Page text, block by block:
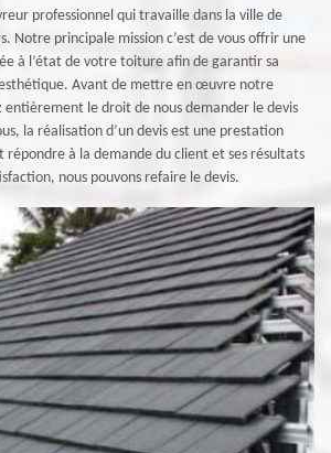
professionnel qui travaille dans la ville de
Notre principale mission c’est de vous offrir une
à l’état de votre toiture afin de garantir sa
Avant de mettre en œuvre notre
entièrement le droit de nous demander le devis
la réalisation d’un devis est une prestation
à la demande du client et ses résultats
nous pouvons refaire le devis.